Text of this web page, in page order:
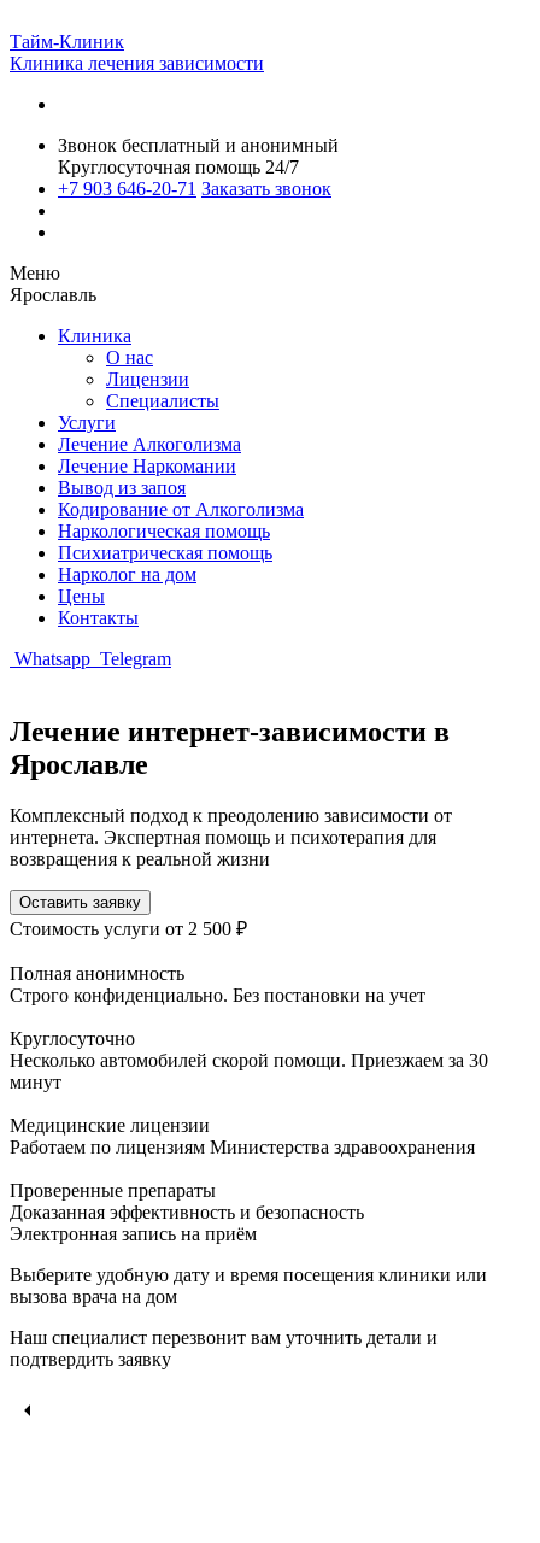
Тайм-Клиник
Клиника лечения зависимости
Звонок бесплатный и анонимный
Круглосуточная помощь 24/7
+7 903 646-20-71 Заказать звонок
Меню
Ярославль
Клиника
О нас
Лицензии
Специалисты
Услуги
Лечение Алкоголизма
Лечение Наркомании
Вывод из запоя
Кодирование от Алкоголизма
Наркологическая помощь
Психиатрическая помощь
Нарколог на дом
Цены
Контакты
Whatsapp Telegram
Лечение интернет-зависимости в
Ярославле
Комплексный подход к преодолению зависимости от
интернета. Экспертная помощь и психотерапия для
возвращения к реальной жизни
Оставить заявку
Стоимость услуги от 2 500 ₽
Полная анонимность
Строго конфиденциально. Без постановки на учет
Круглосуточно
Несколько автомобилей скорой помощи. Приезжаем за 30
минут
Медицинские лицензии
Работаем по лицензиям Министерства здравоохранения
Проверенные препараты
Доказанная эффективность и безопасность
Электронная запись на приём
Выберите удобную дату и время посещения клиники или
вызова врача на дом
Наш специалист перезвонит вам уточнить детали и
подтвердить заявку